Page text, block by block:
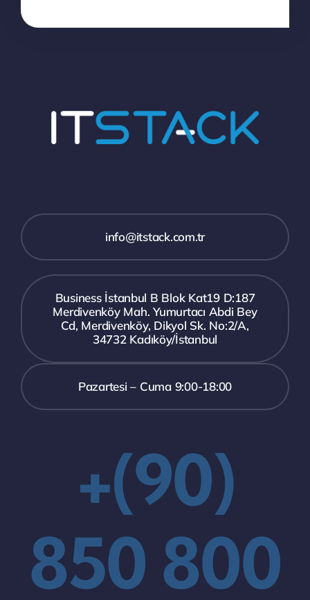
info@itstack.com.tr
Business İstanbul B Blok Kat19 D:187
Merdivenköy Mah. Yumurtacı Abdi Bey
Cd, Merdivenköy, Dikyol Sk. No:2/A,
34732 Kadıköy/İstanbul
Pazartesi – Cuma 9:00-18:00
+(90)
850 800